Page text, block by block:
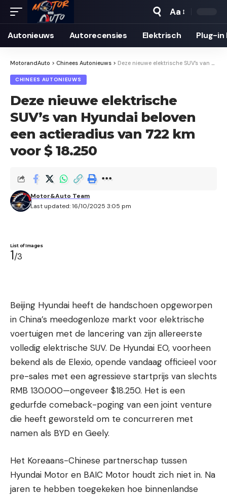
Aa
Autonieuws Auto­recensies Elektrisch Plug-in
MotorandAuto > Chinees Autonieuws > Deze nieuwe elektrische SUV’s van Hyundai beloven een actieradius van 722 km voor $ 18.250
CHINEES AUTONIEUWS
Deze nieuwe elektrische
SUV’s van Hyundai beloven
een actieradius van 722 km
voor $ 18.250
Last updated: 16/10/2025 3:05 pm
Motor&Auto Team
List of Images
1/3
Beijing Hyundai heeft de handschoen opgeworpen
in China’s meedogenloze markt voor elektrische
voertuigen met de lancering van zijn allereerste
volledig elektrische SUV. De Hyundai EO, voorheen
bekend als de Elexio, opende vandaag officieel voor
pre-sales met een agressieve startprijs van slechts
RMB 130.000—ongeveer $18.250. Het is een
gedurfde comeback-poging van een joint venture
die heeft geworsteld om te concurreren met
namen als BYD en Geely.
Het Koreaans-Chinese partnerschap tussen
Hyundai Motor en BAIC Motor houdt zich niet in. Na
jaren te hebben toegekeken hoe binnenlandse